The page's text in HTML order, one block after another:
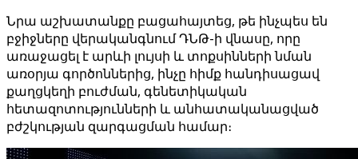
Նրա աշխատանքը բացահայտեց, թե ինչպես են
բջիջները վերականգնում ԴՆԹ-ի վնասը, որը
առաջացել է արևի լույսի և տոքսինների նման
առօրյա գործոններից, ինչը հիմք հանդիսացավ
քաղցկեղի բուժման, գենետիկական
հետազոտությունների և անհատականացված
բժշկության զարգացման համար։